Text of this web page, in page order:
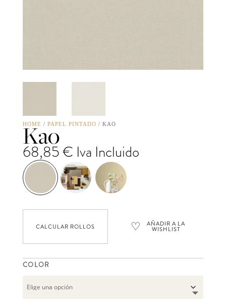
HOME / PAPEL PINTADO / KAO
Kao
68,85€ Iva Incluido
CALCULAR ROLLOS ♡ AÑADIR A LA
WISHLIST
COLOR